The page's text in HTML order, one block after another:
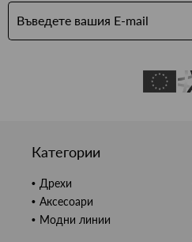
Категории
Дрехи
Аксесоари
Модни линии